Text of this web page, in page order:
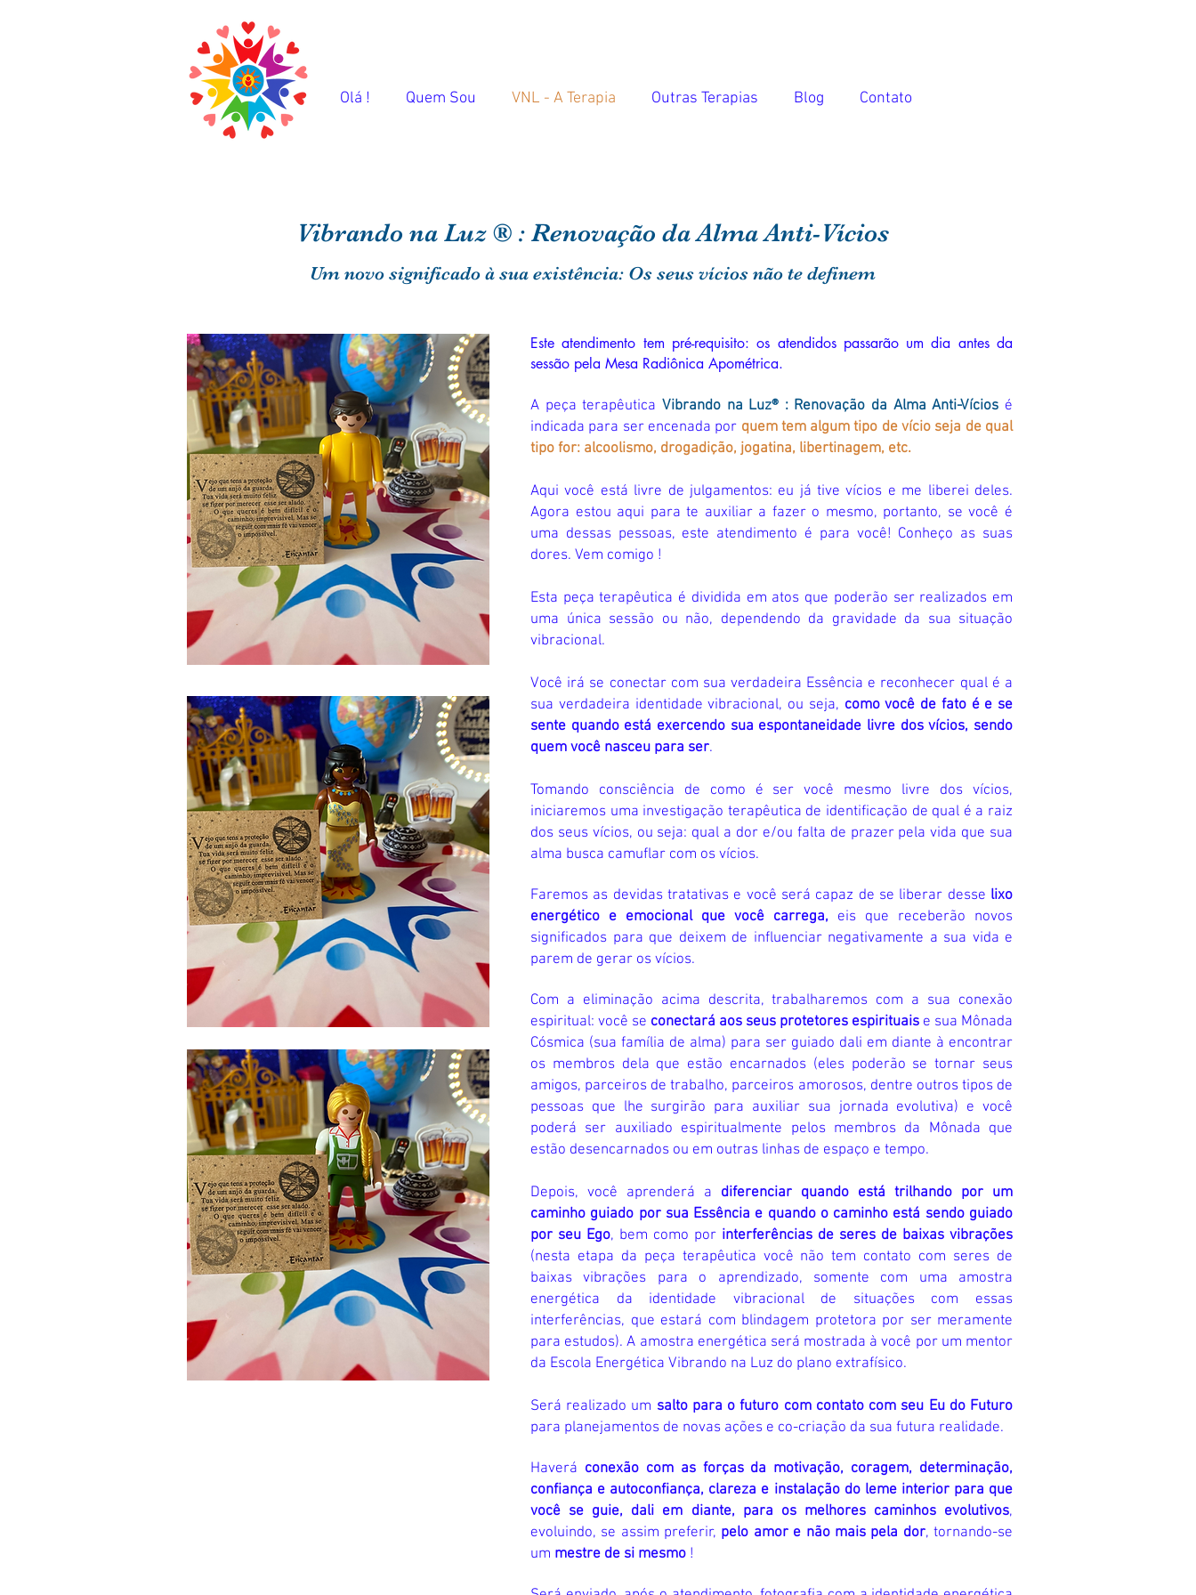
Olá ! Quem Sou VNL - A Terapia Outras Terapias Blog Contato
Vibrando na Luz ® : Renovação da AlmaAnti-Vícios
Um novo significado à sua existência: Os seus vícios não te definem
Este atendimento tem pré-requisito: os atendidos passarão um dia antes da
sessão pela Mesa Radiônica Apométrica.
A peça terapêutica Vibrando na Luz® : Renovação da Alma Anti-Vícios é
indicada para ser encenada por quem tem algum tipo de vício seja de qual
tipo for: alcoolismo, drogadição, jogatina, libertinagem, etc.
Aqui você está livre de julgamentos: eu já tive vícios e me liberei deles.
Agora estou aqui para te auxiliar a fazer o mesmo, portanto, se você é
uma dessas pessoas, este atendimento é para você! Conheço as suas
dores. Vem comigo !
Esta peça terapêutica é dividida em atos que poderão ser realizados em
uma única sessão ou não, dependendo da gravidade da sua situação
vibracional.
Você irá se conectar com sua verdadeira Essência e reconhecer qual é a
sua verdadeira identidade vibracional, ou seja, como você de fato é e se
sente quando está exercendo sua espontaneidade livre dos vícios, sendo
quem você nasceu para ser.
Tomando consciência de como é ser você mesmo livre dos vícios,
iniciaremos uma investigação terapêutica de identificação de qual é a raiz
dos seus vícios, ou seja: qual a dor e/ou falta de prazer pela vida que sua
alma busca camuflar com os vícios.
Faremos as devidas tratativas e você será capaz de se liberar desse lixo
energético e emocional que você carrega, eis que receberão novos
significados para que deixem de influenciar negativamente a sua vida e
parem de gerar os vícios.
Com a eliminação acima descrita, trabalharemos com a sua conexão
espiritual: você se conectará aos seus protetores espirituais e sua Mônada
Cósmica (sua família de alma) para ser guiado dali em diante à encontrar
os membros dela que estão encarnados (eles poderão se tornar seus
amigos, parceiros de trabalho, parceiros amorosos, dentre outros tipos de
pessoas que lhe surgirão para auxiliar sua jornada evolutiva) e você
poderá ser auxiliado espiritualmente pelos membros da Mônada que
estão desencarnados ou em outras linhas de espaço e tempo.
Depois, você aprenderá a diferenciar quando está trilhando por um
caminho guiado por sua Essência e quando o caminho está sendo guiado
por seu Ego, bem como por interferências de seres de baixas vibrações
(nesta etapa da peça terapêutica você não tem contato com seres de
baixas vibrações para o aprendizado, somente com uma amostra
energética da identidade vibracional de situações com essas
interferências, que estará com blindagem protetora por ser meramente
para estudos). A amostra energética será mostrada à você por um mentor
da Escola Energética Vibrando na Luz do plano extrafísico.
Será realizado um salto para o futuro com contato com seu Eu do Futuro
para planejamentos de novas ações e co-criação da sua futura realidade.
Haverá conexão com as forças da motivação, coragem, determinação,
confiança e autoconfiança, clareza e instalação doleme interior para que
você se guie, dali em diante, para os melhores caminhos evolutivos,
evoluindo, se assim preferir, pelo amor e não mais pela dor, tornando-se
um mestre de si mesmo !